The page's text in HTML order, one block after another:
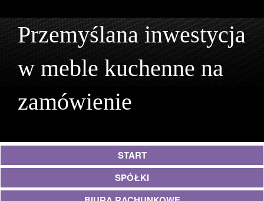
Przemyślana inwestycja
w meble kuchenne na
zamówienie
START
SPÓŁKI